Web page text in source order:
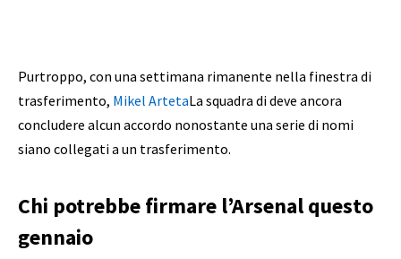
Purtroppo, con una settimana rimanente nella finestra di
trasferimento, Mikel ArtetaLa squadra di deve ancora
concludere alcun accordo nonostante una serie di nomi
siano collegati a un trasferimento.
Chi potrebbe firmare l’Arsenal questo
gennaio